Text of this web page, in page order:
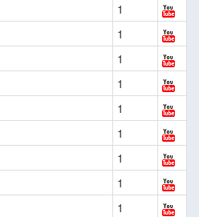
1
1
1
1
1
1
1
1
1